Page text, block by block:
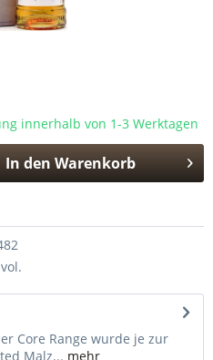
innerhalb von 1-3 Werktagen
In den Warenkorb
Core Range wurde je zur
Malz... mehr